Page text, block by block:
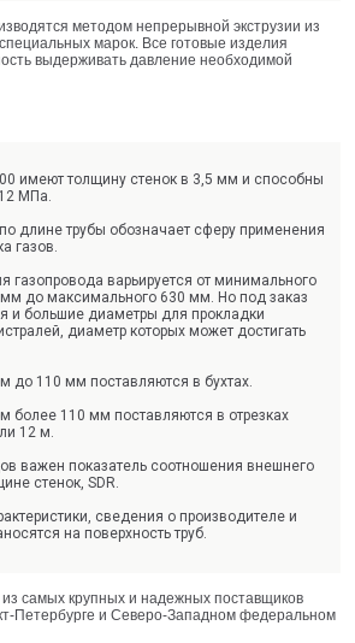
методом непрерывной экструзии из
марок. Все готовые изделия
выдерживать давление необходимой
имеют толщину стенок в 3,5 мм и способны
МПа.
длине трубы обозначает сферу применения
газов.
газопровода варьируется от минимального
до максимального 630 мм. Но под заказ
и большие диаметры для прокладки
диаметр которых может достигать
до 110 мм поставляются в бухтах.
более 110 мм поставляются в отрезках
12 м.
важен показатель соотношения внешнего
стенок, SDR.
сведения о производителе и
на поверхность труб.
самых крупных и надежных поставщиков
Петербурге и Северо-Западном федеральном